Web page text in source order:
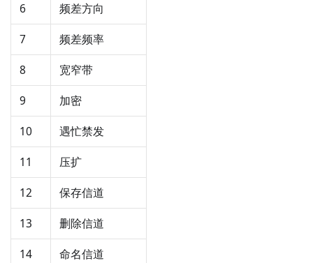
6
频差方向
7
频差频率
8
宽窄带
9
加密
10
遇忙禁发
11
压扩
12
保存信道
13
删除信道
14
命名信道